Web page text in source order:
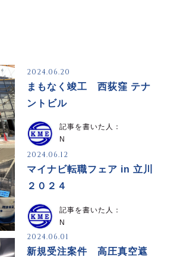
2024.06.20
まもなく竣工 西荻窪 テナ
ントビル
記事を書いた人：
N
2024.06.12
マイナビ転職フェア in 立川
２０２４
記事を書いた人：
N
2024.06.01
新規受注案件 高圧真空遮